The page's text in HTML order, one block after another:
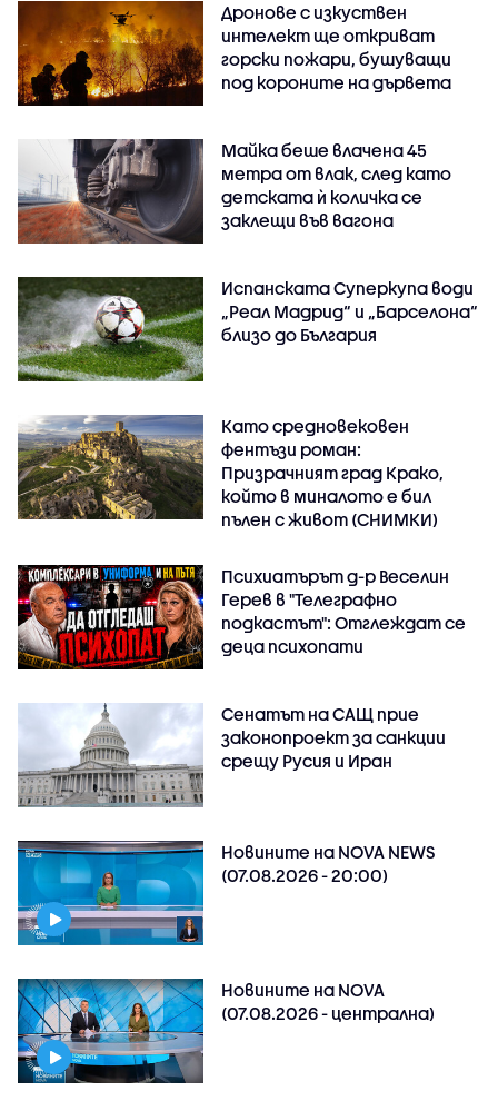
Дронове с изкуствен
интелект ще откриват
горски пожари, бушуващи
под короните на дървета
Майка беше влачена 45
метра от влак, след като
детската ѝ количка се
заклещи във вагона
Испанската Суперкупа води
„Реал Мадрид“ и „Барселона“
близо до България
Като средновековен
фентъзи роман:
Призрачният град Крако,
който в миналото е бил
пълен с живот (СНИМКИ)
Психиатърът д-р Веселин
Герев в "Телеграфно
подкастът": Отглеждат се
деца психопати
Сенатът на САЩ прие
законопроект за санкции
срещу Русия и Иран
Новините на NOVA NEWS
(07.08.2026 - 20:00)
Новините на NOVA
(07.08.2026 - централна)